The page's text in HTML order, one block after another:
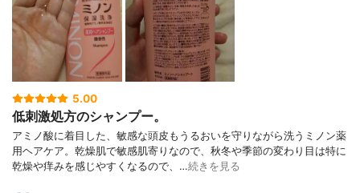
5.00
低刺激処方のシャンプー。
アミノ酸に着目した、敏感な頭皮もうるおいを守りながら洗うミノン薬
用ヘアケア。乾燥肌で敏感肌寄りなので、秋冬や季節の変わり目は特に
乾燥や痒みを感じやすくなるので、…続きを見る